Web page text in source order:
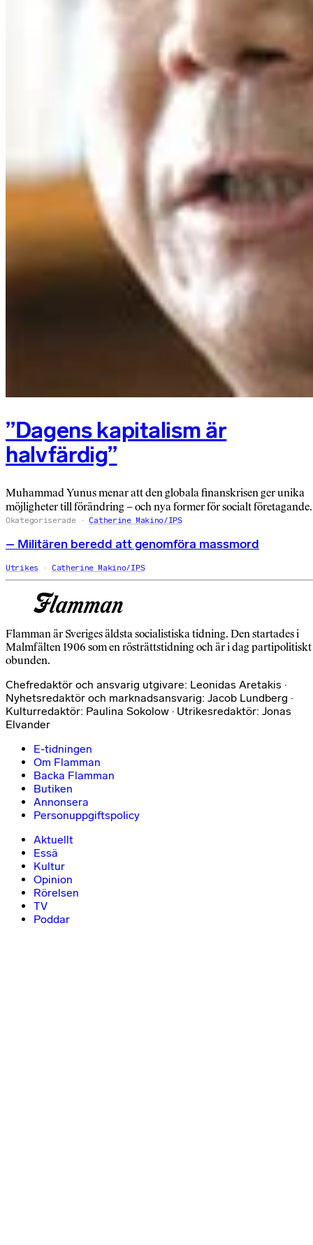
”Dagens kapitalism är
halvfärdig”
Muhammad Yunus menar att den globala finanskrisen ger unika
möjligheter till förändring – och nya former för socialt företagande.
Okategoriserade Catherine Makino/IPS
– Militären beredd att genomföra massmord
Utrikes Catherine Makino/IPS
Flamman är Sveriges äldsta socialistiska tidning. Den startades i
Malmfälten 1906 som en rösträttstidning och är i dag partipolitiskt
obunden.
Chefredaktör och ansvarig utgivare: Leonidas Aretakis ·
Nyhetsredaktör och marknadsansvarig: Jacob Lundberg ·
Kulturredaktör: Paulina Sokolow · Utrikesredaktör: Jonas
Elvander
E-tidningen
Om Flamman
Backa Flamman
Butiken
Annonsera
Personuppgiftspolicy
Aktuellt
Essä
Kultur
Opinion
Rörelsen
TV
Poddar